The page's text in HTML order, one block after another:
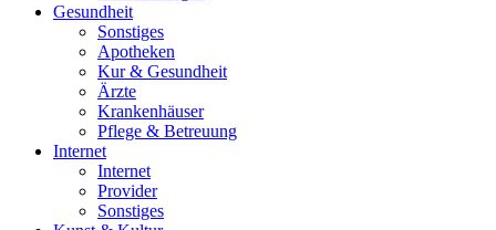
Gesundheit
Sonstiges
Apotheken
Kur & Gesundheit
Ärzte
Krankenhäuser
Pflege & Betreuung
Internet
Internet
Provider
Sonstiges